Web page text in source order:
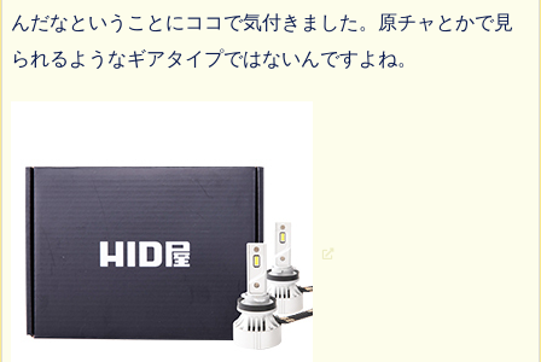
んだなということにココで気付きました。原チャとかで見
られるようなギアタイプではないんですよね。